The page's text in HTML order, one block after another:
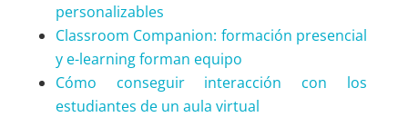
personalizables
Classroom Companion: formación presencial
y e-learning forman equipo
Cómo conseguir interacción con los
estudiantes de un aula virtual